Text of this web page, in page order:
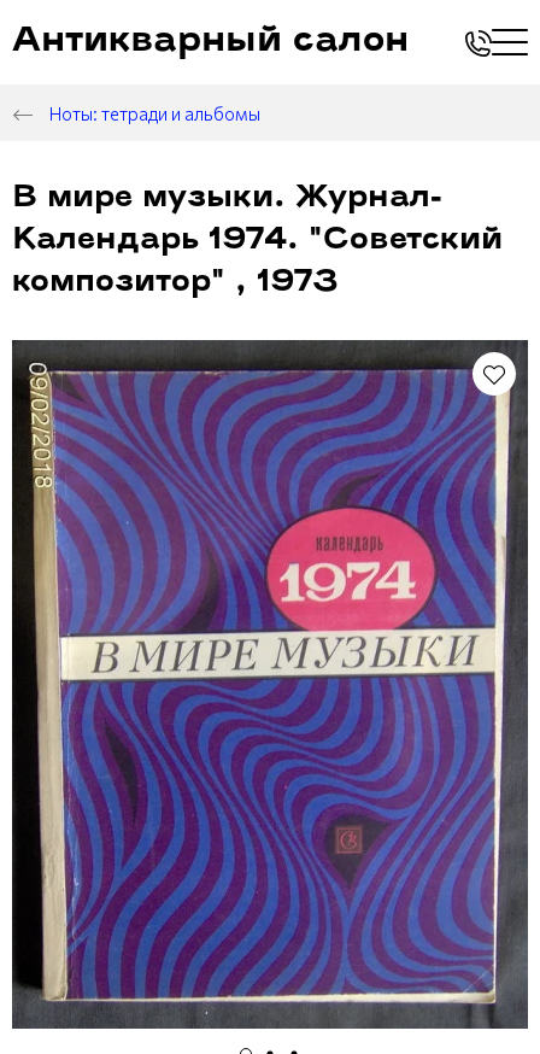
Антикварный салон
Ноты: тетради и альбомы
В мире музыки. Журнал-
Календарь 1974. "Советский
композитор" , 1973